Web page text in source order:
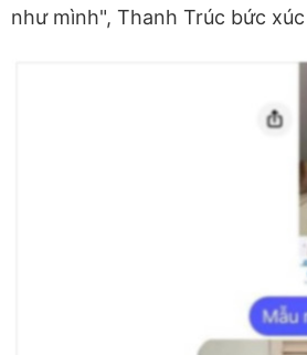
như mình", Thanh Trúc bức